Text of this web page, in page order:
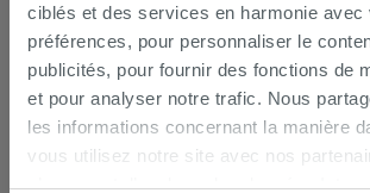
ciblés et des services en harmonie avec
préférences, pour personnaliser le
publicités, pour fournir des fonctions de
et pour analyser notre trafic. Nous
les informations concernant la manière
vous utilisez notre site avec nos
s’occupent d’analyser les données
LIVRAISON GARANTIE